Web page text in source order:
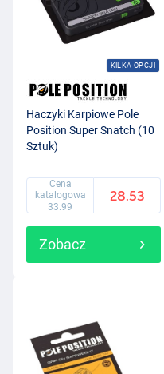
KILKA OPCJI
Haczyki Karpiowe Pole
Position Super Snatch (10
Sztuk)
Cena
katalogowa
33.99
28.53
Zobacz